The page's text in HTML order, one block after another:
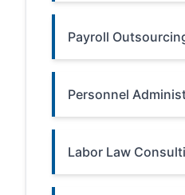
Payroll
Personnel
Labor Law